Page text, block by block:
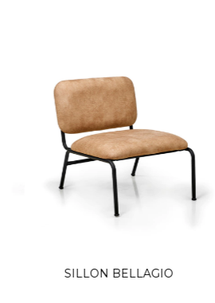
SILLON BELLAGIO